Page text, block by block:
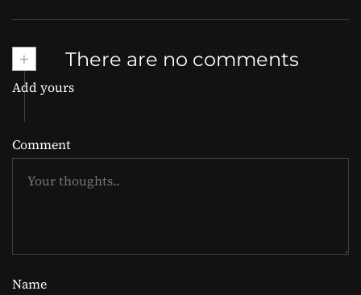
+ There are no comments
Add yours
Comment
Name